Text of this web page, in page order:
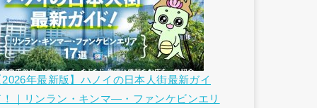
2026年最新版】ハノイの日本人街最新ガイ
！｜リンラン・キンマ―・ファンケビンエリ